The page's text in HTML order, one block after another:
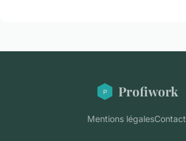
Profiwork
Mentions légalesContact